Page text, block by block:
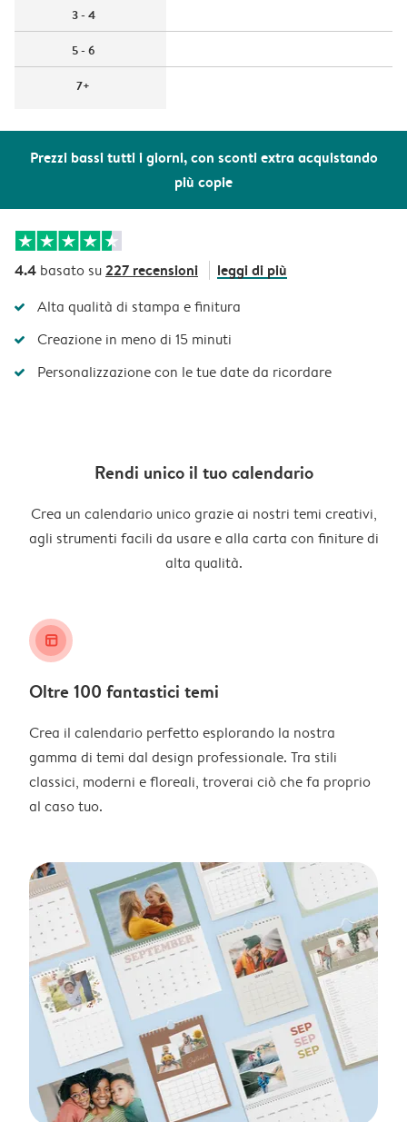
Prezzi bassi tutti i giorni, con sconti extra acquistando
più copie
3 - 4
5 - 6
7+
4.4 basato su227 recensioni leggi di più
Alta qualità di stampa e finitura
Creazione in meno di 15 minuti
Personalizzazione con le tue date da ricordare
Rendi unico il tuo calendario
Crea un calendario unico grazie ai nostri temi creativi,
agli strumenti facili da usare e alla carta con finiture di
alta qualità.
layout_alt
Oltre 100 fantastici temi
Crea il calendario perfetto esplorando la nostra
gamma di temi dal design professionale. Tra stili
classici, moderni e floreali, troverai ciò che fa proprio
al caso tuo.